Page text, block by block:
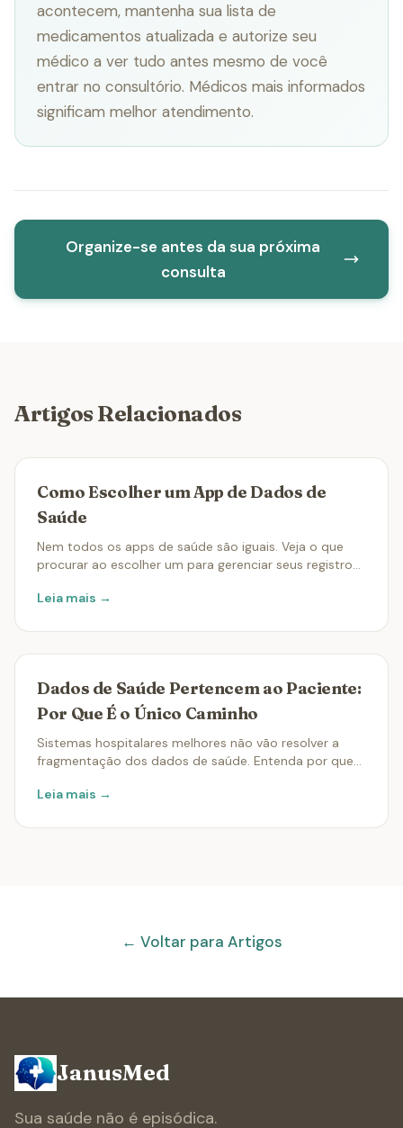
acontecem, mantenha sua lista de
medicamentos atualizada e autorize seu
médico a ver tudo antes mesmo de você
entrar no consultório. Médicos mais informados
significam melhor atendimento.
Organize-se antes da sua próxima
consulta
Artigos Relacionados
Como Escolher um App de Dados de
Saúde
Nem todos os apps de saúde são iguais. Veja o que
procurar ao escolher um para gerenciar seus registros
Leia mais →
Dados de Saúde Pertencem ao Paciente:
Por Que É o Único Caminho
Sistemas hospitalares melhores não vão resolver a
fragmentação dos dados de saúde. Entenda por que
Leia mais →
← Voltar para Artigos
JanusMed
Sua saúde não é episódica.